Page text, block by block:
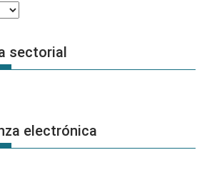
sectorial
electrónica